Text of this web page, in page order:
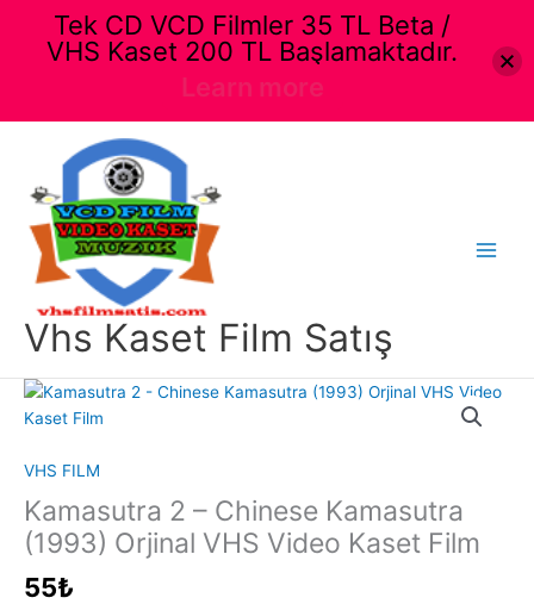
Vhs Kaset Film Satış
VHS FILM
Kamasutra 2 – Chinese Kamasutra
(1993) Orjinal VHS Video Kaset Film
55₺
Tek CD VCD Filmler 35 TL Beta /
VHS Kaset 200 TL Başlamaktadır.
Learn more